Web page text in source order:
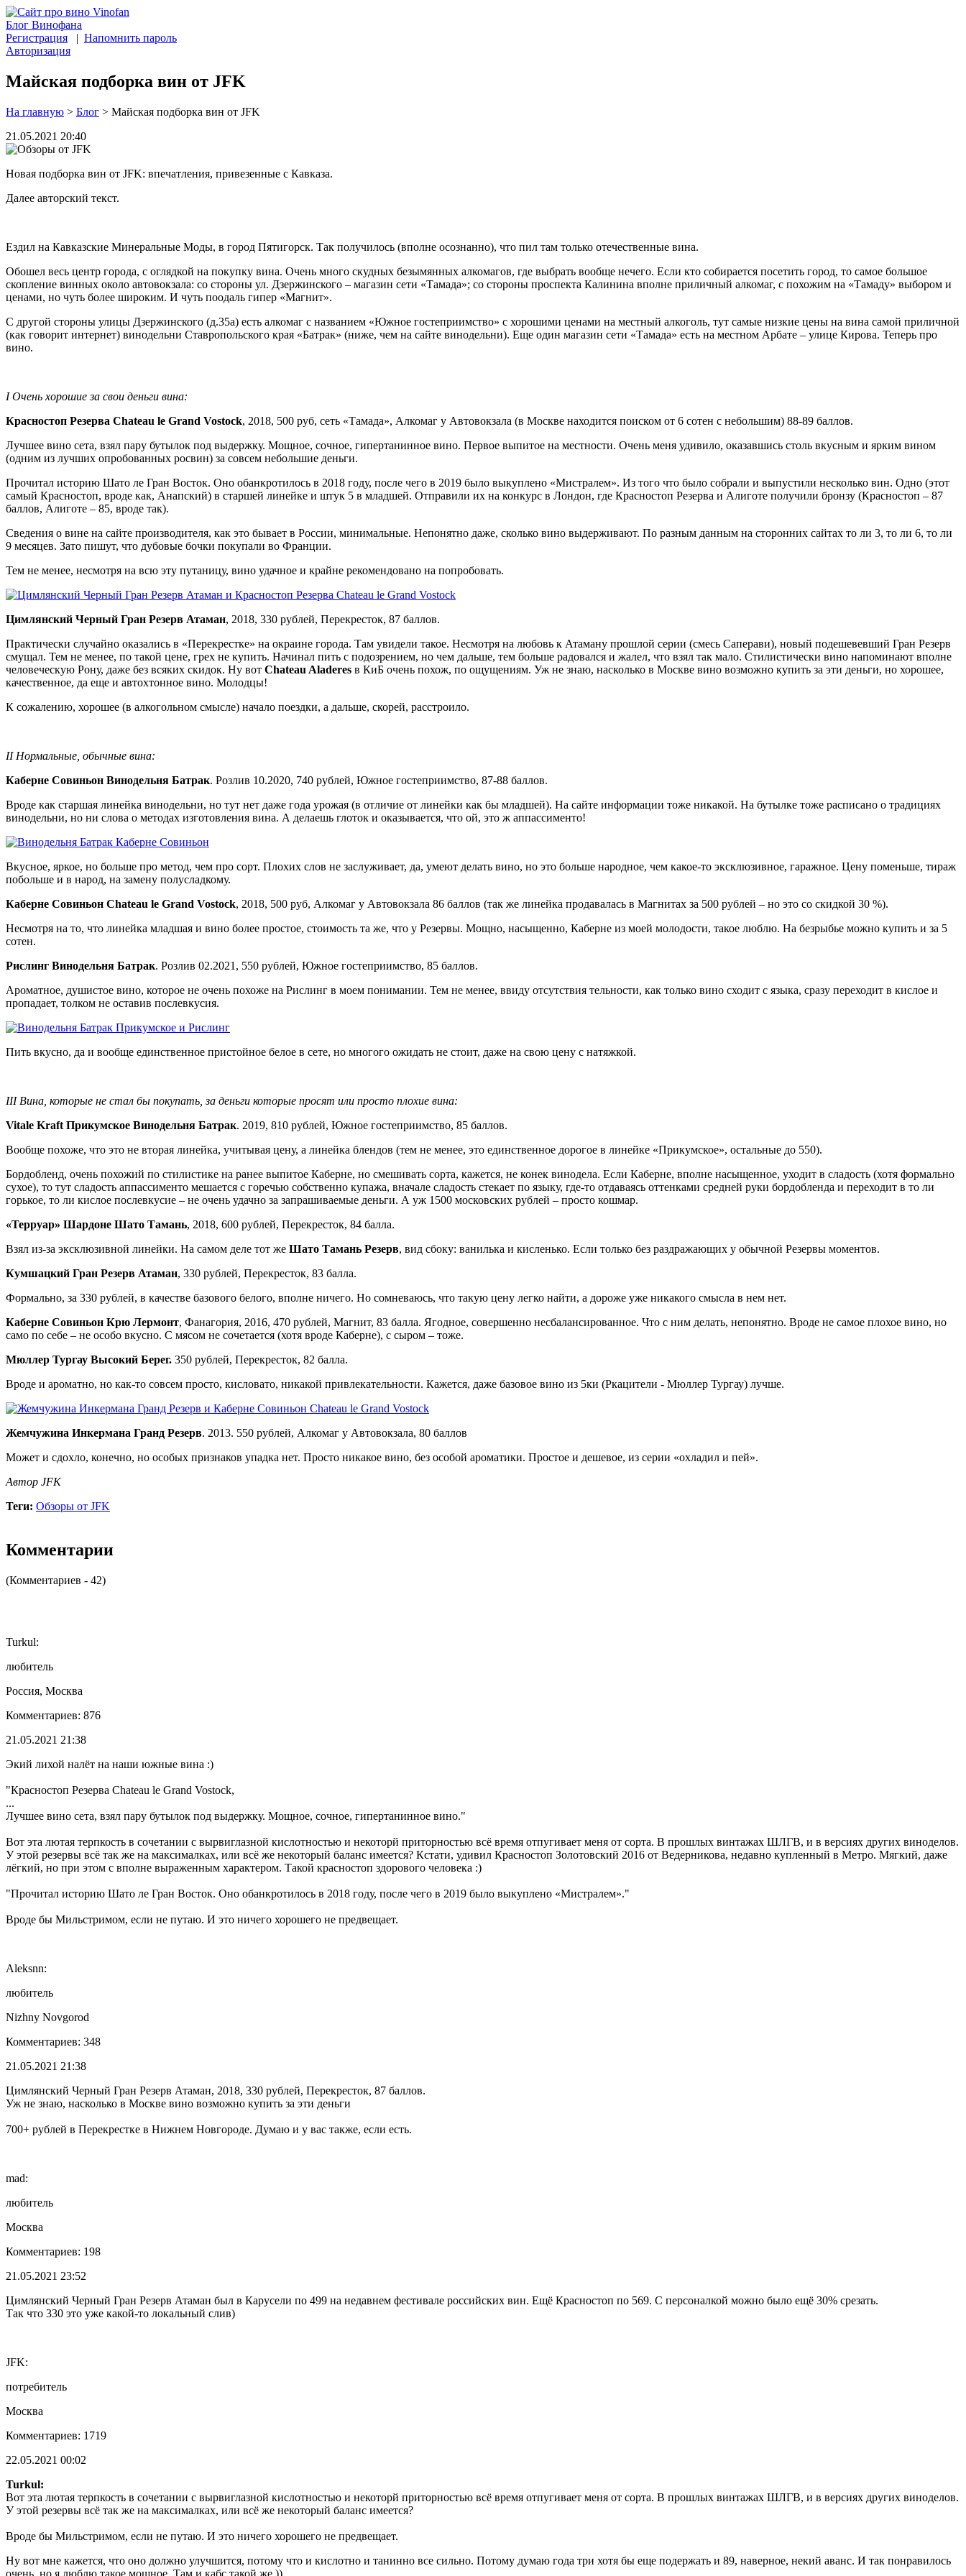
Блог Винофана
Регистрация | Напомнить пароль
Авторизация
Майская подборка вин от JFK
На главную > Блог > Майская подборка вин от JFK
21.05.2021 20:40
Новая подборка вин от JFK: впечатления, привезенные с Кавказа.
Далее авторский текст.
Ездил на Кавказские Минеральные Моды, в город Пятигорск. Так получилось (вполне осознанно), что пил там только отечественные вина.
Обошел весь центр города, с оглядкой на покупку вина. Очень много скудных безымянных алкомагов, где выбрать вообще нечего. Если кто собирается посетить город, то самое большое
скопление винных около автовокзала: со стороны ул. Дзержинского – магазин сети «Тамада»; со стороны проспекта Калинина вполне приличный алкомаг, с похожим на «Тамаду» выбором и
ценами, но чуть более широким. И чуть поодаль гипер «Магнит».
С другой стороны улицы Дзержинского (д.35а) есть алкомаг с названием «Южное гостеприимство» с хорошими ценами на местный алкоголь, тут самые низкие цены на вина самой приличной
(как говорит интернет) винодельни Ставропольского края «Батрак» (ниже, чем на сайте винодельни). Еще один магазин сети «Тамада» есть на местном Арбате – улице Кирова. Теперь про
вино.
I Очень хорошие за свои деньги вина:
Красностоп Резерва Chateau le Grand Vostock, 2018, 500 руб, сеть «Тамада», Алкомаг у Автовокзала (в Москве находится поиском от 6 сотен с небольшим) 88-89 баллов.
Лучшее вино сета, взял пару бутылок под выдержку. Мощное, сочное, гипертанинное вино. Первое выпитое на местности. Очень меня удивило, оказавшись столь вкусным и ярким вином
(одним из лучших опробованных росвин) за совсем небольшие деньги.
Прочитал историю Шато ле Гран Восток. Оно обанкротилось в 2018 году, после чего в 2019 было выкуплено «Мистралем». Из того что было собрали и выпустили несколько вин. Одно (этот
самый Красностоп, вроде как, Анапский) в старшей линейке и штук 5 в младшей. Отправили их на конкурс в Лондон, где Красностоп Резерва и Алиготе получили бронзу (Красностоп – 87
баллов, Алиготе – 85, вроде так).
Сведения о вине на сайте производителя, как это бывает в России, минимальные. Непонятно даже, сколько вино выдерживают. По разным данным на сторонних сайтах то ли 3, то ли 6, то ли
9 месяцев. Зато пишут, что дубовые бочки покупали во Франции.
Тем не менее, несмотря на всю эту путаницу, вино удачное и крайне рекомендовано на попробовать.
Цимлянский Черный Гран Резерв Атаман, 2018, 330 рублей, Перекресток, 87 баллов.
Практически случайно оказались в «Перекрестке» на окраине города. Там увидели такое. Несмотря на любовь к Атаману прошлой серии (смесь Саперави), новый подешевевший Гран Резерв
смущал. Тем не менее, по такой цене, грех не купить. Начинал пить с подозрением, но чем дальше, тем больше радовался и жалел, что взял так мало. Стилистически вино напоминают вполне
человеческую Рону, даже без всяких скидок. Ну вот Chateau Aladeres в КиБ очень похож, по ощущениям. Уж не знаю, насколько в Москве вино возможно купить за эти деньги, но хорошее,
качественное, да еще и автохтонное вино. Молодцы!
К сожалению, хорошее (в алкогольном смысле) начало поездки, а дальше, скорей, расстроило.
II Нормальные, обычные вина:
Каберне Совиньон Винодельня Батрак. Розлив 10.2020, 740 рублей, Южное гостеприимство, 87-88 баллов.
Вроде как старшая линейка винодельни, но тут нет даже года урожая (в отличие от линейки как бы младшей). На сайте информации тоже никакой. На бутылке тоже расписано о традициях
винодельни, но ни слова о методах изготовления вина. А делаешь глоток и оказывается, что ой, это ж аппассименто!
Вкусное, яркое, но больше про метод, чем про сорт. Плохих слов не заслуживает, да, умеют делать вино, но это больше народное, чем какое-то эксклюзивное, гаражное. Цену поменьше, тираж
побольше и в народ, на замену полусладкому.
Каберне Совиньон Chateau le Grand Vostock, 2018, 500 руб, Алкомаг у Автовокзала 86 баллов (так же линейка продавалась в Магнитах за 500 рублей – но это со скидкой 30 %).
Несмотря на то, что линейка младшая и вино более простое, стоимость та же, что у Резервы. Мощно, насыщенно, Каберне из моей молодости, такое люблю. На безрыбье можно купить и за 5
сотен.
Рислинг Винодельня Батрак. Розлив 02.2021, 550 рублей, Южное гостеприимство, 85 баллов.
Ароматное, душистое вино, которое не очень похоже на Рислинг в моем понимании. Тем не менее, ввиду отсутствия тельности, как только вино сходит с языка, сразу переходит в кислое и
пропадает, толком не оставив послевкусия.
Пить вкусно, да и вообще единственное пристойное белое в сете, но многого ожидать не стоит, даже на свою цену с натяжкой.
III Вина, которые не стал бы покупать, за деньги которые просят или просто плохие вина:
Vitale Kraft Прикумское Винодельня Батрак. 2019, 810 рублей, Южное гостеприимство, 85 баллов.
Вообще похоже, что это не вторая линейка, учитывая цену, а линейка блендов (тем не менее, это единственное дорогое в линейке «Прикумское», остальные до 550).
Бордобленд, очень похожий по стилистике на ранее выпитое Каберне, но смешивать сорта, кажется, не конек винодела. Если Каберне, вполне насыщенное, уходит в сладость (хотя формально
сухое), то тут сладость аппассименто мешается с горечью собственно купажа, вначале сладость стекает по языку, где-то отдаваясь оттенками средней руки бордобленда и переходит в то ли
горькое, то ли кислое послевкусие – не очень удачно за запрашиваемые деньги. А уж 1500 московских рублей – просто кошмар.
«Терруар» Шардоне Шато Тамань, 2018, 600 рублей, Перекресток, 84 балла.
Взял из-за эксклюзивной линейки. На самом деле тот же Шато Тамань Резерв, вид сбоку: ванилька и кисленько. Если только без раздражающих у обычной Резервы моментов.
Кумшацкий Гран Резерв Атаман, 330 рублей, Перекресток, 83 балла.
Формально, за 330 рублей, в качестве базового белого, вполне ничего. Но сомневаюсь, что такую цену легко найти, а дороже уже никакого смысла в нем нет.
Каберне Совиньон Крю Лермонт, Фанагория, 2016, 470 рублей, Магнит, 83 балла. Ягодное, совершенно несбалансированное. Что с ним делать, непонятно. Вроде не самое плохое вино, но
само по себе – не особо вкусно. С мясом не сочетается (хотя вроде Каберне), с сыром – тоже.
Мюллер Тургау Высокий Берег. 350 рублей, Перекресток, 82 балла.
Вроде и ароматно, но как-то совсем просто, кисловато, никакой привлекательности. Кажется, даже базовое вино из 5ки (Ркацители - Мюллер Тургау) лучше.
Жемчужина Инкермана Гранд Резерв. 2013. 550 рублей, Алкомаг у Автовокзала, 80 баллов
Может и сдохло, конечно, но особых признаков упадка нет. Просто никакое вино, без особой ароматики. Простое и дешевое, из серии «охладил и пей».
Автор JFK
Теги: Обзоры от JFK
Комментарии
(Комментариев - 42)
Turkul:
любитель
Россия, Москва
Комментариев: 876
21.05.2021 21:38
Экий лихой налёт на наши южные вина :)
"Красностоп Резерва Chateau le Grand Vostock,
...
Лучшее вино сета, взял пару бутылок под выдержку. Мощное, сочное, гипертанинное вино."
Вот эта лютая терпкость в сочетании с вырвиглазной кислотностью и некоторй приторностью всё время отпугивает меня от сорта. В прошлых винтажах ШЛГВ, и в версиях других виноделов.
У этой резервы всё так же на максималках, или всё же некоторый баланс имеется? Кстати, удивил Красностоп Золотовский 2016 от Ведерникова, недавно купленный в Метро. Мягкий, даже
лёгкий, но при этом с вполне выраженным характером. Такой красностоп здорового человека :)
"Прочитал историю Шато ле Гран Восток. Оно обанкротилось в 2018 году, после чего в 2019 было выкуплено «Мистралем»."
Вроде бы Мильстримом, если не путаю. И это ничего хорошего не предвещает.
Aleksnn:
любитель
Nizhny Novgorod
Комментариев: 348
21.05.2021 21:38
Цимлянский Черный Гран Резерв Атаман, 2018, 330 рублей, Перекресток, 87 баллов.
Уж не знаю, насколько в Москве вино возможно купить за эти деньги
700+ рублей в Перекрестке в Нижнем Новгороде. Думаю и у вас также, если есть.
mad:
любитель
Москва
Комментариев: 198
21.05.2021 23:52
Цимлянский Черный Гран Резерв Атаман был в Карусели по 499 на недавнем фестивале российских вин. Ещё Красностоп по 569. С персоналкой можно было ещё 30% срезать.
Так что 330 это уже какой-то локальный слив)
JFK:
потребитель
Москва
Комментариев: 1719
22.05.2021 00:02
Turkul:
Вот эта лютая терпкость в сочетании с вырвиглазной кислотностью и некоторй приторностью всё время отпугивает меня от сорта. В прошлых винтажах ШЛГВ, и в версиях других виноделов.
У этой резервы всё так же на максималках, или всё же некоторый баланс имеется?
Вроде бы Мильстримом, если не путаю. И это ничего хорошего не предвещает.
Ну вот мне кажется, что оно должно улучшится, потому что и кислотно и танинно все сильно. Потому думаю года три хотя бы еще подержать и 89, наверное, некий аванс. И так понравилось
очень, но я люблю такое мощное. Там и кабс такой же ))